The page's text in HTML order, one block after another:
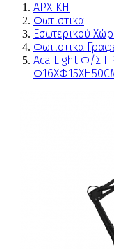
ΑΡΧΙΚΗ
Φωτιστικά
Εσωτερικού
Φωτιστικά
Aca Light Φ/Σ